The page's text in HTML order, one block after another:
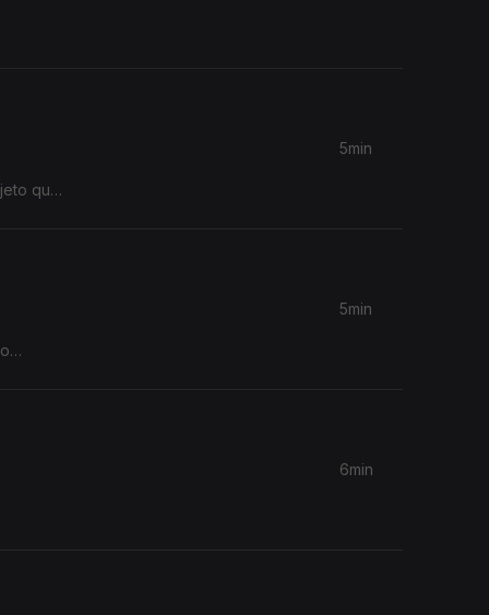
que
5min
5min
6min